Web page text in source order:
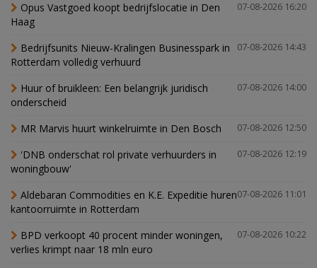
07-08-2026 16:20
Opus Vastgoed koopt bedrijfslocatie in Den
Haag
07-08-2026 14:43
Bedrijfsunits Nieuw-Kralingen Businesspark in
Rotterdam volledig verhuurd
07-08-2026 14:00
Huur of bruikleen: Een belangrijk juridisch
onderscheid
07-08-2026 12:50
MR Marvis huurt winkelruimte in Den Bosch
07-08-2026 12:19
'DNB onderschat rol private verhuurders in
woningbouw'
07-08-2026 11:01
Aldebaran Commodities en K.E. Expeditie huren
kantoorruimte in Rotterdam
07-08-2026 10:22
BPD verkoopt 40 procent minder woningen,
verlies krimpt naar 18 mln euro